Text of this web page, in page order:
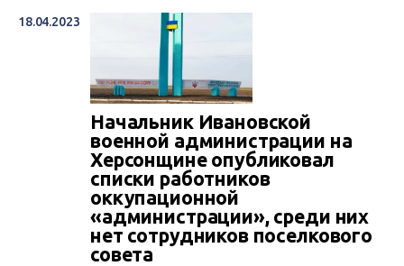
оккупированной части Херсонщины. Из-за
уничтожения российскими захватчиками
главной насосной станции Каховского
магистрального канала и Каховской ГЭС ее
населенные пункты окажутся без воды.
18.04.2023
Начальник Ивановской
военной администрации на
Херсонщине опубликовал
списки работников
оккупационной
«администрации», среди них
нет сотрудников поселкового
совета